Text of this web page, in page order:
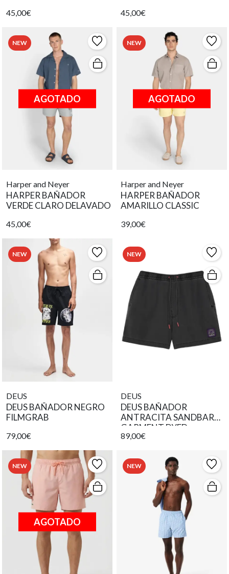
45,00€ 45,00€
NEW
AGOTADO
Harper and Neyer
HARPER BAÑADOR
VERDE CLARO DELAVADO
45,00€
NEW
AGOTADO
Harper and Neyer
HARPER BAÑADOR
AMARILLO CLASSIC
39,00€
NEW
DEUS
DEUS BAÑADOR NEGRO
FILMGRAB
79,00€
NEW
DEUS
DEUS BAÑADOR
ANTRACITA SANDBAR
GARMENT DYED
89,00€
NEW
AGOTADO
NEW